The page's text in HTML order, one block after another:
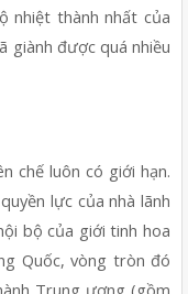
nhiệt thành nhất của
giành được quá nhiều
chế luôn có giới hạn.
lực của nhà lãnh
bộ của giới tinh hoa
Quốc, vòng tròn đó